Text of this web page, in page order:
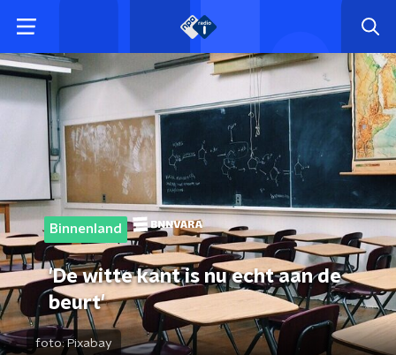
Binnenland
'De witte kant is nu echt aan de
beurt'
foto:Pixabay